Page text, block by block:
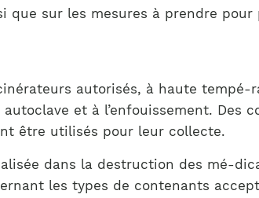
sur les mesures à prendre pour
autorisés, à haute
et à l’enfouissement. Des
être utilisés pour leur collecte.
dans la destruction des mé-
les types de contenants